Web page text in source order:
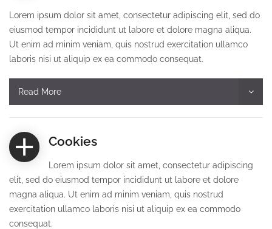
Lorem ipsum dolor sit amet, consectetur adipiscing elit, sed do
eiusmod tempor incididunt ut labore et dolore magna aliqua.
Ut enim ad minim veniam, quis nostrud exercitation ullamco
laboris nisi ut aliquip ex ea commodo consequat.
Read More
Cookies
Lorem ipsum dolor sit amet, consectetur adipiscing
elit, sed do eiusmod tempor incididunt ut labore et dolore
magna aliqua. Ut enim ad minim veniam, quis nostrud
exercitation ullamco laboris nisi ut aliquip ex ea commodo
consequat.